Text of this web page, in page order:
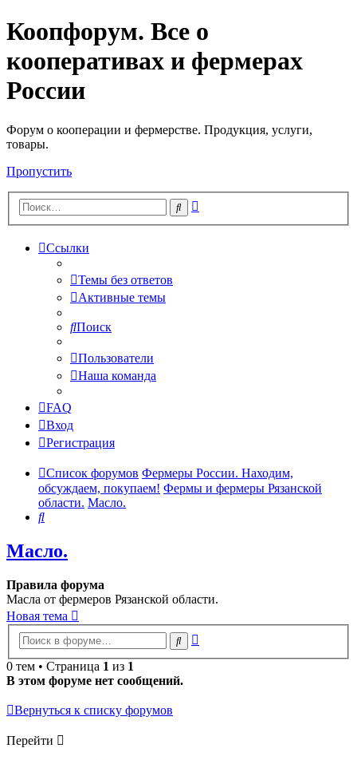
Коопфорум. Все о
кооперативах и фермерах
России
Форум о кооперации и фермерстве. Продукция, услуги,
товары.
Пропустить
Поиск
Ссылки
Темы без ответов
Активные темы
Поиск
Пользователи
Наша команда
FAQ
Вход
Регистрация
Список форумов Фермеры России. Находим,
обсуждаем, покупаем! Фермы и фермеры Рязанской
области. Масло.
Поиск
Масло.
Правила форума
Масла от фермеров Рязанской области.
Новая тема
Поиск
0 тем • Страница 1 из 1
В этом форуме нет сообщений.
Вернуться к списку форумов
Перейти